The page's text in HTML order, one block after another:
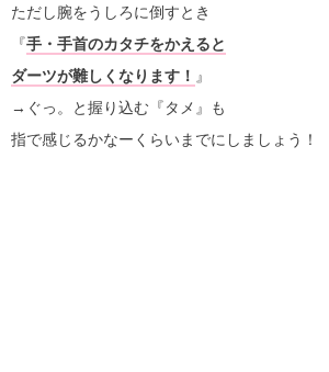
ただし腕をうしろに倒すとき
『手・手首のカタチをかえると
ダーツが難しくなります！ 』
→ぐっ。と握り込む『タメ』も
指で感じるかなーくらいまでにしましょう！